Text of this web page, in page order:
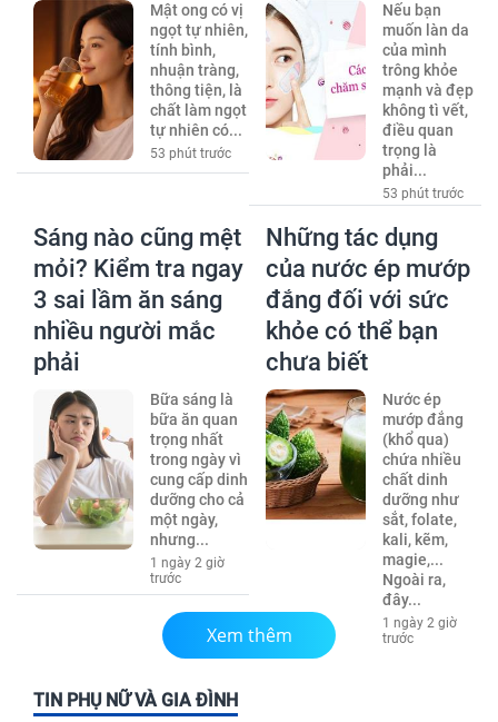
Mật ong có vị
ngọt tự nhiên,
tính bình,
nhuận tràng,
thông tiện, là
chất làm ngọt
tự nhiên có...
53 phút trước
Nếu bạn
muốn làn da
của mình
trông khỏe
mạnh và đẹp
không tì vết,
điều quan
trọng là
phải...
53 phút trước
Sáng nào cũng mệt
mỏi? Kiểm tra ngay
3 sai lầm ăn sáng
nhiều người mắc
phải
Bữa sáng là
bữa ăn quan
trọng nhất
trong ngày vì
cung cấp dinh
dưỡng cho cả
một ngày,
nhưng...
1 ngày 2 giờ
trước
Những tác dụng
của nước ép mướp
đắng đối với sức
khỏe có thể bạn
chưa biết
Nước ép
mướp đắng
(khổ qua)
chứa nhiều
chất dinh
dưỡng như
sắt, folate,
kali, kẽm,
magie,...
Ngoài ra,
đây...
1 ngày 2 giờ
trước
Xem thêm
TIN PHỤ NỮ VÀ GIA ĐÌNH